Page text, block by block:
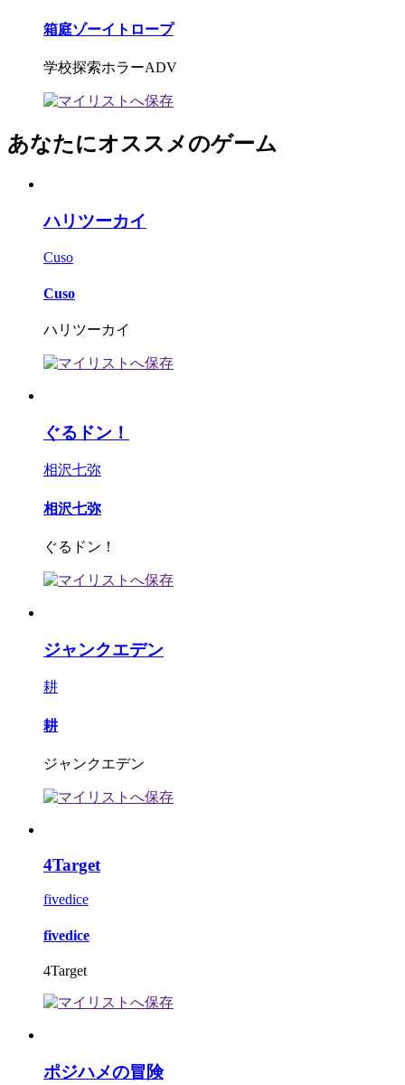
箱庭ゾーイトロープ
学校探索ホラーADV
あなたにオススメのゲーム
ハリツーカイ
Cuso
Cuso
ハリツーカイ
ぐるドン！
相沢七弥
相沢七弥
ぐるドン！
ジャンクエデン
耕
耕
ジャンクエデン
4Target
fivedice
fivedice
4Target
ポジハメの冒険